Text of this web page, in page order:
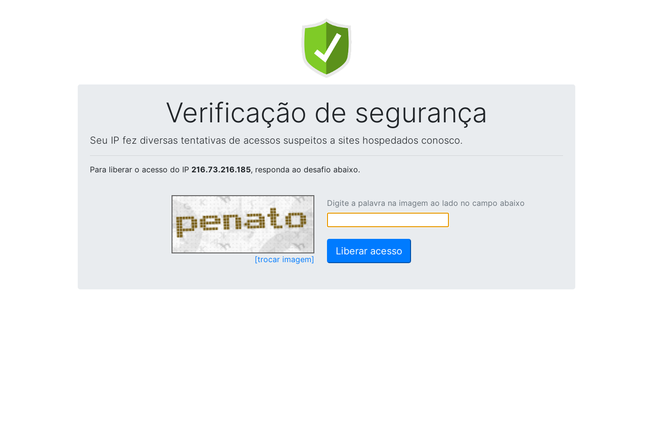
Verificação de segurança
Seu IP fez diversas tentativas de acessos suspeitos a sites hospedados conosco.
Para liberar o acesso do IP 216.73.216.185, responda ao desafio abaixo.
[trocar imagem]
Digite a palavra na imagem ao lado no campo abaixo